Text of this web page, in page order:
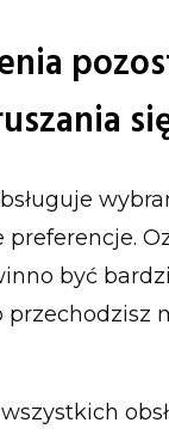
być